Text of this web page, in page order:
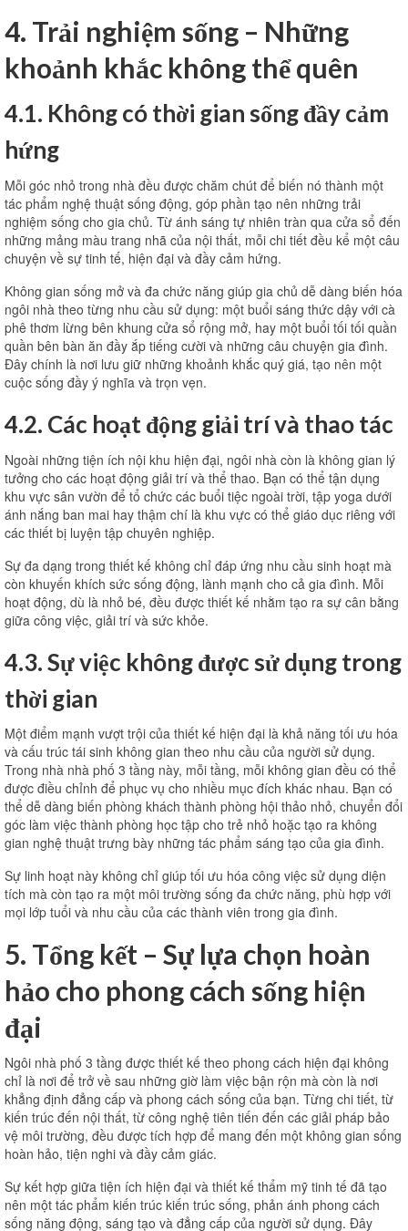
4. Trải nghiệm sống – Những
khoảnh khắc không thể quên
4.1. Không có thời gian sống đầy cảm
hứng
Mỗi góc nhỏ trong nhà đều được chăm chút để biến nó thành một
tác phẩm nghệ thuật sống động, góp phần tạo nên những trải
nghiệm sống cho gia chủ. Từ ánh sáng tự nhiên tràn qua cửa sổ đến
những mảng màu trang nhã của nội thất, mỗi chi tiết đều kể một câu
chuyện về sự tinh tế, hiện đại và đầy cảm hứng.
Không gian sống mở và đa chức năng giúp gia chủ dễ dàng biến hóa
ngôi nhà theo từng nhu cầu sử dụng: một buổi sáng thức dậy với cà
phê thơm lừng bên khung cửa sổ rộng mở, hay một buổi tối tối quần
quần bên bàn ăn đầy ắp tiếng cười và những câu chuyện gia đình.
Đây chính là nơi lưu giữ những khoảnh khắc quý giá, tạo nên một
cuộc sống đầy ý nghĩa và trọn vẹn.
4.2. Các hoạt động giải trí và thao tác
Ngoài những tiện ích nội khu hiện đại, ngôi nhà còn là không gian lý
tưởng cho các hoạt động giải trí và thể thao. Bạn có thể tận dụng
khu vực sân vườn để tổ chức các buổi tiệc ngoài trời, tập yoga dưới
ánh nắng ban mai hay thậm chí là khu vực có thể giáo dục riêng với
các thiết bị luyện tập chuyên nghiệp.
Sự đa dạng trong thiết kế không chỉ đáp ứng nhu cầu sinh hoạt mà
còn khuyến khích sức sống động, lành mạnh cho cả gia đình. Mỗi
hoạt động, dù là nhỏ bé, đều được thiết kế nhằm tạo ra sự cân bằng
giữa công việc, giải trí và sức khỏe.
4.3. Sự việc không được sử dụng trong
thời gian
Một điểm mạnh vượt trội của thiết kế hiện đại là khả năng tối ưu hóa
và cấu trúc tái sinh không gian theo nhu cầu của người sử dụng.
Trong nhà nhà phố 3 tầng này, mỗi tầng, mỗi không gian đều có thể
được điều chỉnh để phục vụ cho nhiều mục đích khác nhau. Bạn có
thể dễ dàng biến phòng khách thành phòng hội thảo nhỏ, chuyển đổi
góc làm việc thành phòng học tập cho trẻ nhỏ hoặc tạo ra không
gian nghệ thuật trưng bày những tác phẩm sáng tạo của gia đình.
Sự linh hoạt này không chỉ giúp tối ưu hóa công việc sử dụng diện
tích mà còn tạo ra một môi trường sống đa chức năng, phù hợp với
mọi lớp tuổi và nhu cầu của các thành viên trong gia đình.
5. Tổng kết – Sự lựa chọn hoàn
hảo cho phong cách sống hiện
đại
Ngôi nhà phố 3 tầng được thiết kế theo phong cách hiện đại không
chỉ là nơi để trở về sau những giờ làm việc bận rộn mà còn là nơi
khẳng định đẳng cấp và phong cách sống của bạn. Từng chi tiết, từ
kiến ​​trúc đến nội thất, từ công nghệ tiên tiến đến các giải pháp bảo
vệ môi trường, đều được tích hợp để mang đến một không gian sống
hoàn hảo, tiện nghi và đầy cảm giác.
Sự kết hợp giữa tiện ích hiện đại và thiết kế thẩm mỹ tinh tế đã tạo
nên một tác phẩm kiến ​​trúc kiến ​​trúc sống, phản ánh phong cách
sống năng động, sáng tạo và đẳng cấp của người sử dụng. Đây